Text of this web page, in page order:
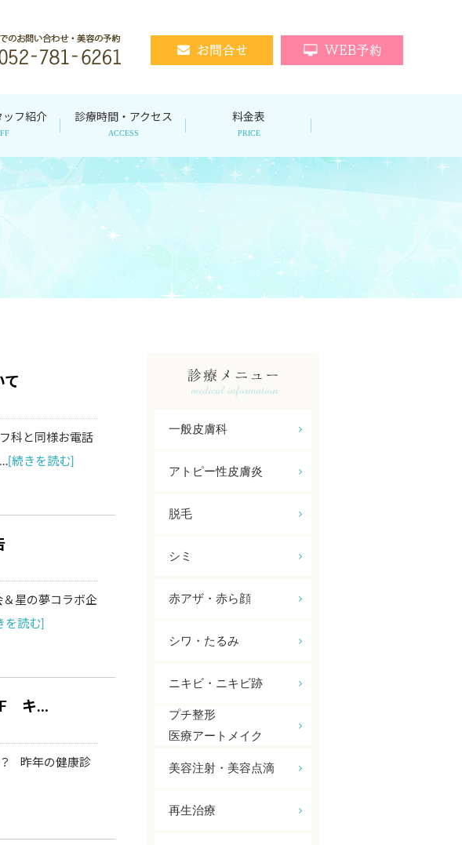
ッフ紹介 診療時間・アクセス
ACCESS
料金表
PRICE
て
科と同様お電話
[続きを読む]
星の夢コラボ企
を読む]
キ…
昨年の健康診
一般皮膚科
アトピー性皮膚炎
脱毛
シミ
赤アザ・赤ら顔
シワ・たるみ
ニキビ・ニキビ跡
プチ整形
医療アートメイク
美容注射・美容点滴
再生治療